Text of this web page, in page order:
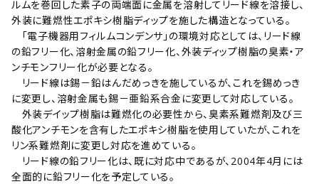
ルムを巻回した素子の両端面に金属を溶射してリード線を溶接し、
外装に難燃性エポキシ樹脂ディップを施した構造となっている。
｢電子機器用フィルムコンデンサ｣の環境対応としては、リード線
の鉛フリー化、溶射金属の鉛フリー化、外装ディップ樹脂の臭素・ア
ンチモンフリー化が必要となる。
リード線は錫－鉛はんだめっきを施しているが、これを錫めっき
に変更し、溶射金属も錫－亜鉛系合金に変更して対応している。
外装デイップ樹脂は難燃化の必要性から、臭素系難燃剤及び三
酸化アンチモンを含有したエポキシ樹脂を使用していたが、これを
リン系難燃剤に変更し対応を進めている。
リード線の鉛フリー化は、既に対応中であるが、2004年4月には
全面的に鉛フリー化を予定している。